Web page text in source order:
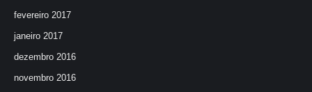
fevereiro 2017
janeiro 2017
dezembro 2016
novembro 2016